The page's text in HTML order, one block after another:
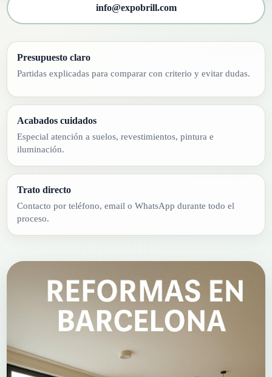
info@expobrill.com
Presupuesto claro
Partidas explicadas para comparar con criterio y evitar dudas.
Acabados cuidados
Especial atención a suelos, revestimientos, pintura e
iluminación.
Trato directo
Contacto por teléfono, email o WhatsApp durante todo el
proceso.